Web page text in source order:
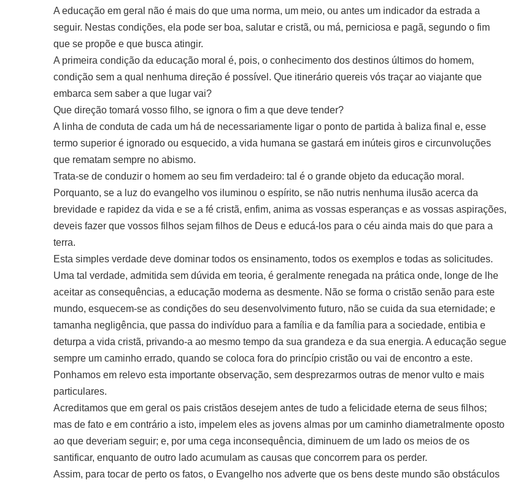
A educação em geral não é mais do que uma norma, um meio, ou antes um indicador da estrada a
seguir. Nestas condições, ela pode ser boa, salutar e cristã, ou má, perniciosa e pagã, segundo o fim
que se propõe e que busca atingir.
A primeira condição da educação moral é, pois, o conhecimento dos destinos últimos do homem,
condição sem a qual nenhuma direção é possível. Que itinerário quereis vós traçar ao viajante que
embarca sem saber a que lugar vai?
Que direção tomará vosso filho, se ignora o fim a que deve tender?
A linha de conduta de cada um há de necessariamente ligar o ponto de partida à baliza final e, esse
termo superior é ignorado ou esquecido, a vida humana se gastará em inúteis giros e circunvoluções
que rematam sempre no abismo.
Trata-se de conduzir o homem ao seu fim verdadeiro: tal é o grande objeto da educação moral.
Porquanto, se a luz do evangelho vos iluminou o espírito, se não nutris nenhuma ilusão acerca da
brevidade e rapidez da vida e se a fé cristã, enfim, anima as vossas esperanças e as vossas aspirações,
deveis fazer que vossos filhos sejam filhos de Deus e educá-los para o céu ainda mais do que para a
terra.
Esta simples verdade deve dominar todos os ensinamento, todos os exemplos e todas as solicitudes.
Uma tal verdade, admitida sem dúvida em teoria, é geralmente renegada na prática onde, longe de lhe
aceitar as consequências, a educação moderna as desmente. Não se forma o cristão senão para este
mundo, esquecem-se as condições do seu desenvolvimento futuro, não se cuida da sua eternidade; e
tamanha negligência, que passa do indivíduo para a família e da família para a sociedade, entibia e
deturpa a vida cristã, privando-a ao mesmo tempo da sua grandeza e da sua energia. A educação segue
sempre um caminho errado, quando se coloca fora do princípio cristão ou vai de encontro a este.
Ponhamos em relevo esta importante observação, sem desprezarmos outras de menor vulto e mais
particulares.
Acreditamos que em geral os pais cristãos desejem antes de tudo a felicidade eterna de seus filhos;
mas de fato e em contrário a isto, impelem eles as jovens almas por um caminho diametralmente oposto
ao que deveriam seguir; e, por uma cega inconsequência, diminuem de um lado os meios de os
santificar, enquanto de outro lado acumulam as causas que concorrem para os perder.
Assim, para tocar de perto os fatos, o Evangelho nos adverte que os bens deste mundo são obstáculos